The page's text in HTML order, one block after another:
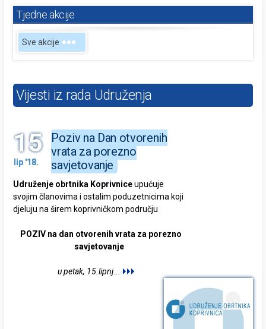
Tjedne akcije
Sve akcije
Vijesti iz rada Udruženja
15
lip '18.
Poziv na Dan otvorenih
vrata za porezno
savjetovanje
Udruženje obrtnika Koprivniceupućuje
svojim članovima i ostalim poduzetnicima koji
djeluju na širem koprivničkom području
POZIV na dan otvorenih vrata za porezno
savjetovanje
u petak, 15.lipnj...